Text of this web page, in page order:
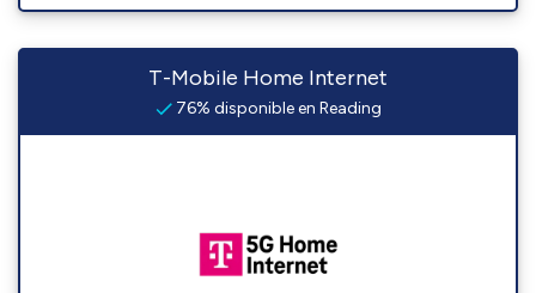
T-Mobile Home Internet
76% disponible en Reading